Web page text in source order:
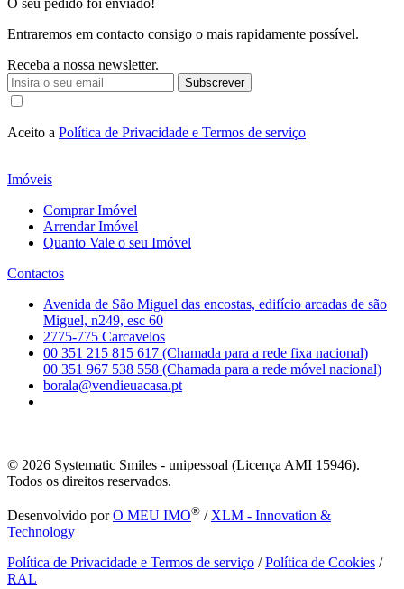
Entraremos em contacto consigo o mais rapidamente possível.
Receba a nossa newsletter.
Subscrever
Aceito a Política de Privacidade e Termos de serviço
Imóveis
Comprar Imóvel
Arrendar Imóvel
Quanto Vale o seu Imóvel
Contactos
Avenida de São Miguel das encostas, edifício arcadas de são
Miguel, n249, esc 60
2775-775 Carcavelos
00 351 215 815 617 (Chamada para a rede fixa nacional)
00 351 967 538 558 (Chamada para a rede móvel nacional)
borala@vendieuacasa.pt
© 2026 Systematic Smiles - unipessoal (Licença AMI 15946).
Todos os direitos reservados.
Desenvolvido porO MEU IMO® / XLM - Innovation &
Technology
Política de Privacidade e Termos de serviço /Política de Cookies /
RAL